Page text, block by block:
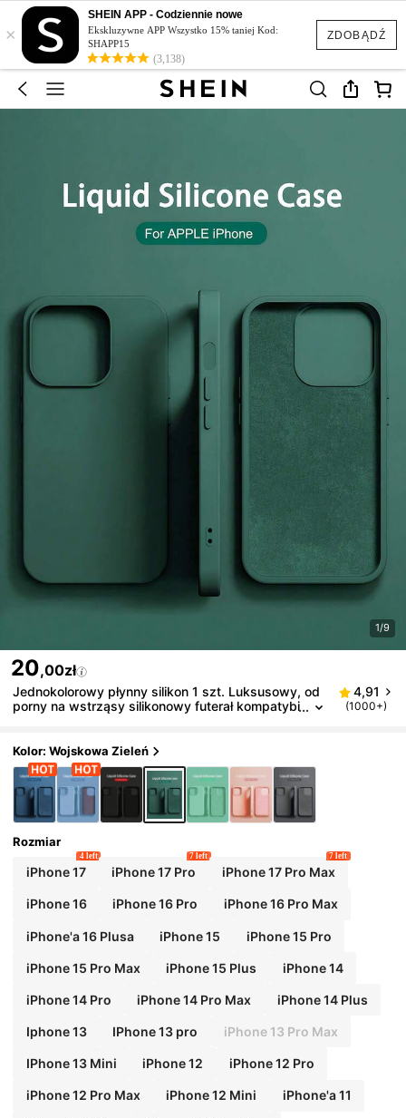
ZDOBĄDŹ
×
SHEIN APP - Codziennie nowe
Ekskluzywne APP Wszystko 15% taniej Kod:
SHAPP15
(3,138)
1/9
20,00zł
Jednokolorowy płynny silikon 1 szt. Luksusowy, od
porny na wstrząsy silikonowy futerał kompatybi
s, modne etui z aksamitną ochroną telefonu, prezen
t na wiosnę, urodziny, mama
4,91
(1000+)
Kolor: Wojskowa Zieleń
Rozmiar
iPhone 17
4 left
iPhone 17 Pro
7 left
iPhone 17 Pro Max
7 left
iPhone 16 iPhone 16 Pro iPhone 16 Pro Max
iPhone'a 16 Plusa iPhone 15 iPhone 15 Pro
iPhone 15 Pro Max iPhone 15 Plus iPhone 14
iPhone 14 Pro iPhone 14 Pro Max iPhone 14 Plus
Iphone 13 IPhone 13 pro iPhone 13 Pro Max
IPhone 13 Mini iPhone 12 iPhone 12 Pro
iPhone 12 Pro Max iPhone 12 Mini iPhone'a 11